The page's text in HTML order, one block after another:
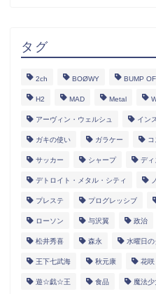
タグ
2ch BOØWY BUMP
H2 MAD Metal
アーヴィン・ウェルシュ イン
ガキの使い ガラケー コ
サッカー シャープ ディ
デトロイト・メタル・シティ
プレステ プログレッシブ
ローソン 与沢翼 政治
松井秀喜 森永 水曜日の
王下七武海 秋元康 花咲
遊☆戯☆王 食品 魔法